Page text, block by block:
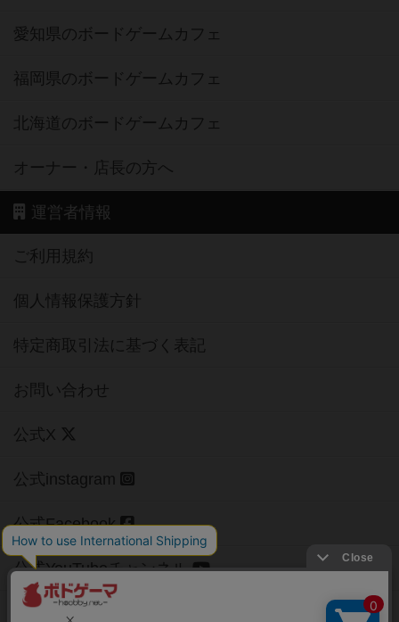
愛知県のボードゲームカフェ
福岡県のボードゲームカフェ
北海道のボードゲームカフェ
オーナー・店長の方へ
運営者情報
ご利用規約
個人情報保護方針
特定商取引法に基づく表記
お問い合わせ
公式X
公式instagram
公式Facebook
公式YouTubeチャンネル